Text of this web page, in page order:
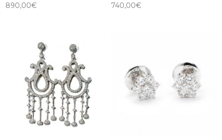
890,00€
740,00€